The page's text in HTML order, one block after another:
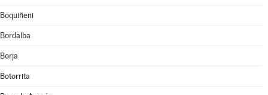
Boquiñeni
Bordalba
Borja
Botorrita